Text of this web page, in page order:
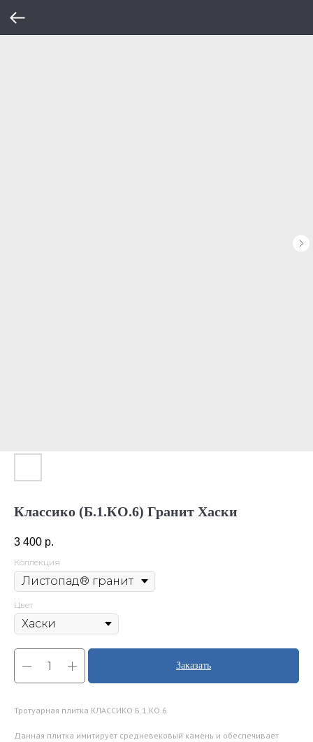
Классико (Б.1.КО.6) Гранит Хаски
3 400 р.
Коллекция
Цвет
Заказать
Тротуарная плитка КЛАССИКО Б.1.КО.6
Данная плитка имитирует средневековый камень и обеспечивает